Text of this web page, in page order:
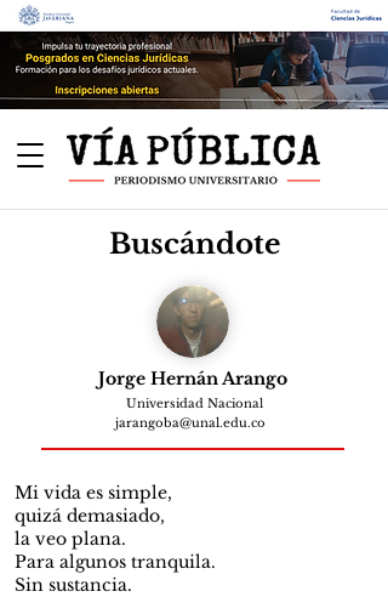
Buscándote
Jorge Hernán Arango
Universidad Nacional
jarangoba@unal.edu.co
Mi vida es simple,
quizá demasiado,
la veo plana.
Para algunos tranquila.
Sin sustancia.